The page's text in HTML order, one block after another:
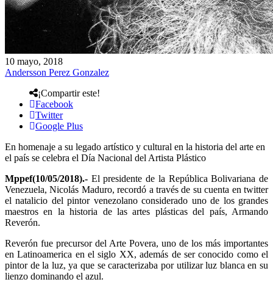
10 mayo, 2018
Andersson Perez Gonzalez
¡Compartir este!
Facebook
Twitter
Google Plus
En homenaje a su legado artístico y cultural en la historia del arte en
el país se celebra el Día Nacional del Artista Plástico
Mppef(10/05/2018).- El presidente de la República Bolivariana de
Venezuela, Nicolás Maduro, recordó a través de su cuenta en twitter
el natalicio del pintor venezolano considerado uno de los grandes
maestros en la historia de las artes plásticas del país, Armando
Reverón.
Reverón fue precursor del Arte Povera, uno de los más importantes
en Latinoamerica en el siglo XX, además de ser conocido como el
pintor de la luz, ya que se caracterizaba por utilizar luz blanca en su
lienzo dominando el azul.